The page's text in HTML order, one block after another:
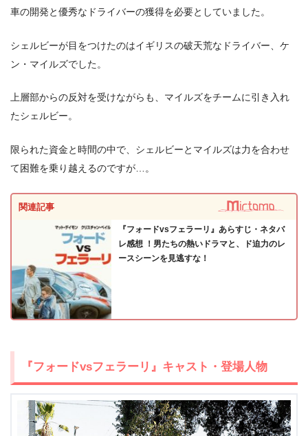
出典:U-NEXT
車の開発と優秀なドライバーの獲得を必要としていました。
シェルビーが目をつけたのはイギリスの破天荒なドライバー、ケ
ン・マイルズでした。
上層部からの反対を受けながらも、マイルズをチームに引き入れ
たシェルビー。
限られた資金と時間の中で、シェルビーとマイルズは力を合わせ
て困難を乗り越えるのですが…。
関連記事
『フォードvsフェラーリ』あらすじ・ネタバ
レ感想 ！男たちの熱いドラマと、ド迫力のレ
ースシーンを見逃すな！
『フォードvsフェラーリ』キャスト・登場人物